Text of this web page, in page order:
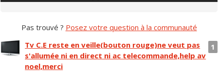
Pas trouvé ? Posez votre question à la communauté
1
Tv C.E reste en veille(bouton rouge)ne veut pas
s'allumée ni en direct ni ac telecommande,help av
noel,merci